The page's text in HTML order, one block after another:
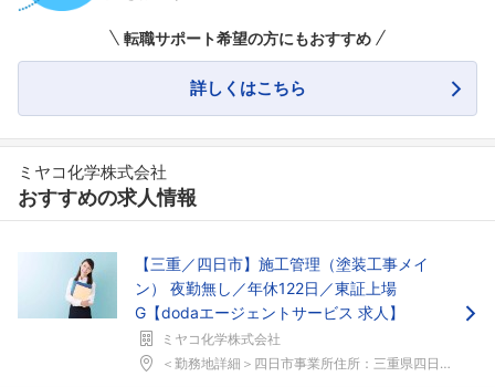
こちらの企業もフォローしませんか？
転職サポート希望の方にもおすすめ
詳しくはこちら
ミヤコ化学株式会社
おすすめの求人情報
【三重／四日市】施工管理（塗装工事メイ
ン） 夜勤無し／年休122日／東証上場
G【dodaエージェントサービス 求人】
ミヤコ化学株式会社
＜勤務地詳細＞四日市事業所住所：三重県四日市市海山...